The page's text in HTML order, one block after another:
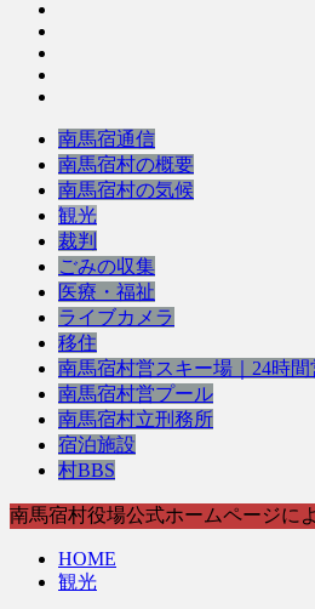
南馬宿通信
南馬宿村の概要
南馬宿村の気候
観光
裁判
ごみの収集
医療・福祉
ライブカメラ
移住
南馬宿村営スキー場｜24時
南馬宿村営プール
南馬宿村立刑務所
宿泊施設
村BBS
南馬宿村役場公式ホームページに
HOME
観光